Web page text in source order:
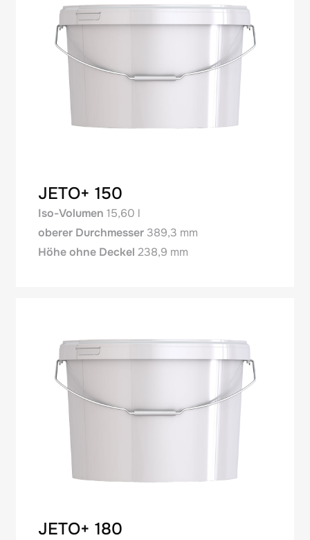
JETO+ 150
Iso-Volumen 15,60 l
oberer Durchmesser 389,3 mm
Höhe ohne Deckel 238,9 mm
JETO+ 180